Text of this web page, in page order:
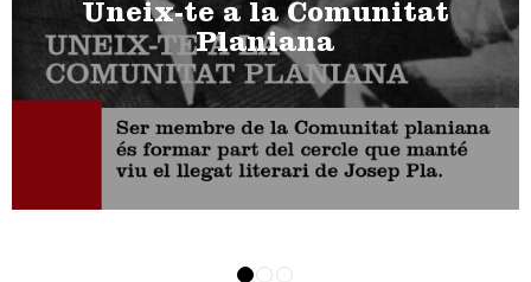
Uneix-te a la Comunitat
Planiana